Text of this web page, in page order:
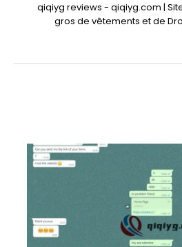
qiqiyg reviews - qiqiyg.com |
gros de vêtements et de